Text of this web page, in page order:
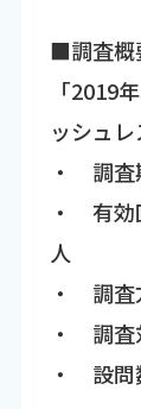
■調査概
「2019
ッシュレ
・ 調査
・ 有効
人
・ 調査
・ 調査
・ 設問